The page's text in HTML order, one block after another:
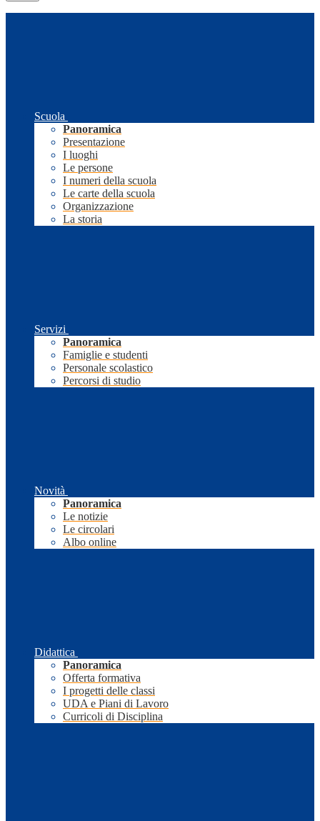
Scuola
Panoramica
Presentazione
I luoghi
Le persone
I numeri della scuola
Le carte della scuola
Organizzazione
La storia
Servizi
Panoramica
Famiglie e studenti
Personale scolastico
Percorsi di studio
Novità
Panoramica
Le notizie
Le circolari
Albo online
Didattica
Panoramica
Offerta formativa
I progetti delle classi
UDA e Piani di Lavoro
Curricoli di Disciplina